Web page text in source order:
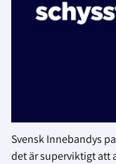
Svensk Innebandys
det är superviktigt att